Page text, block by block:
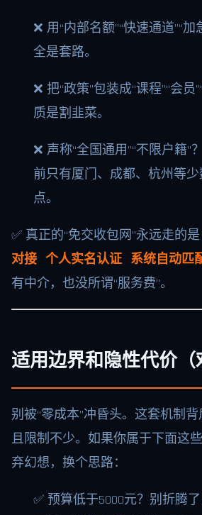
❌ 用“内部名额”“快速通道”“加
全是套路。
❌ 把“政策”包装成“课程”“会员
质是割韭菜。
❌ 声称“全国通用”“不限户籍”
前只有厦门、成都、杭州等
点。
✅ 真正的“免交收包网”永远走的是
对接 个人实名认证 系统自动匹
有中介，也没所谓“服务费”。
适用边界和隐性代价（
别被“零成本”冲昏头。这套机制
且限制不少。如果你属于下面这
弃幻想，换个思路：
✅ 预算低于5000元？别折腾